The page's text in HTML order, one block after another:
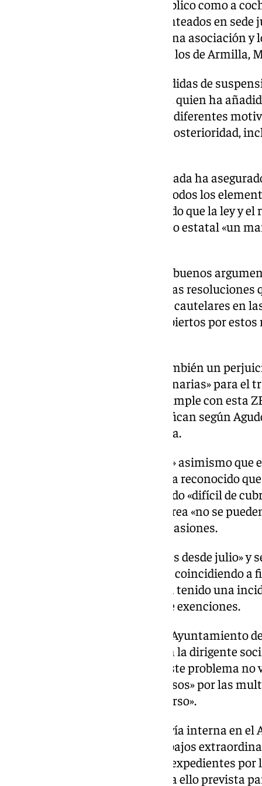
etiqueta tanto al transporte público como a
también a los seis recursos planteados en
de Vox, uno particular, otro de una asociación
metropolitanos, en referencia a los de Armilla,
Algunos han interesado las medidas de
estudiadas, ha explicado Agudo, quien ha
España «han sido anuladas por diferentes
corregido y estén vigentes con posterioridad,
Desde el Ayuntamiento de Granada ha
las sentencias, desarrollando «todos los
edil de Movilidad, quien ha afeado que la ley y
asunto plantean desde el ámbito estatal «un
Ha sostenido el «buen trabajo y buenos
ZBE de Granada «pendiente de las
juzgados por posibles «medidas cautelares en
la conclusión de los procesos abiertos por
«No tenerla vigente causaría también un
ciudad por subvenciones «millonarias» para el
conceden precisamente si se cumple con esta
tiene el Ayuntamiento, no certifican según
comercios del centro de Granada.
Ha calificado de «rocambolesco» asimismo que
«previsión» en su aplicación y ha reconocido
Ayuntamiento el personal ha sido «difícil de
han venido solicitando por su área «no se
presupuestarias» en muchas ocasiones.
Se están «acentuando peticiones desde julio»
desde principios de septiembre, coincidiendo a
de carga administrativa «que ha tenido una
momento, por la tramitación de exenciones.
Para la portavoz del PSOE en el Ayuntamiento
expuesto en la misma comisión la dirigente
absolutamente colapsada» y «este problema
primera fase llegarán los «recursos» por las
casuísticas, «habrá que darle curso».
Ha apuntado a la solicitud por vía interna en
otros departamentos para «trabajos
de tarde para la tramitación de expedientes por
con una «sesión formativa» para ello prevista